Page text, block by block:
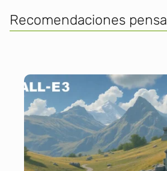
Recomendaciones